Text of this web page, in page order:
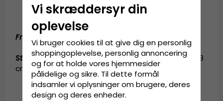
5 centimeters skygge.
Fremstillet af
100 procent
Fremstillet af:
Størrelsesinformation:Small - 56 cm. Medium - 58
cm. Large - 60 cm. X-Large - 62 cm.
Vi skræddersyr din
oplevelse
Vi bruger cookies til at give dig en personlig
shoppingoplevelse, personlig annoncering
og for at holde vores hjemmesider
pålidelige og sikre. Til dette formål
indsamler vi oplysninger om brugere, deres
design og deres enheder.